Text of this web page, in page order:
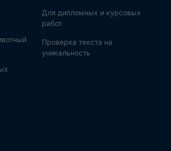
Для дипломных и курсовых
работ
Проверка текста на
уникальность